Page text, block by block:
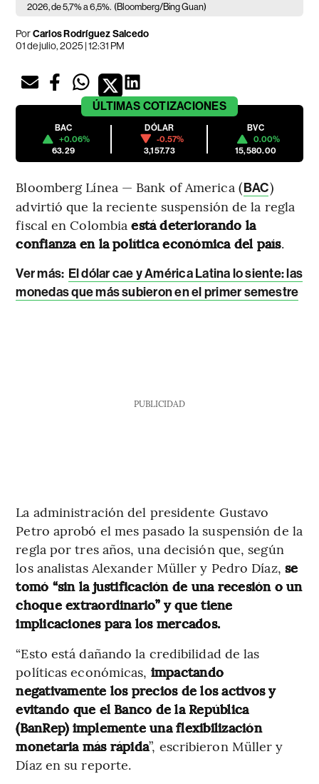
2026, de 5,7% a 6,5%. (Bloomberg/Bing Guan)
PorCarlos Rodríguez Salcedo
01 de julio, 2025 | 12:31 PM
ÚLTIMAS COTIZACIONES
BAC
+0.06%
63.29
DÓLAR
-0.57%
3,157.73
BVC
0.00%
15,580.00
Bloomberg Línea — Bank of America (BAC)
advirtió que la reciente suspensión de la regla
fiscal en Colombiaestá deteriorando la
confianza en la política económica del país.
Ver más: El dólar cae y América Latina lo siente: las
monedas que más subieron en el primer semestre
PUBLICIDAD
La administración del presidente Gustavo
Petro aprobó el mes pasado la suspensión de la
regla por tres años, una decisión que, según
los analistas Alexander Müller y Pedro Díaz, se
tomó “sin la justificación de una recesión o un
choque extraordinario” y que tiene
implicaciones para los mercados.
“Esto está dañando la credibilidad de las
políticas económicas, impactando
negativamente los precios de los activos y
evitando que el Banco de la República
(BanRep) implemente una flexibilización
monetaria más rápida”, escribieron Müller y
Díaz en su reporte.